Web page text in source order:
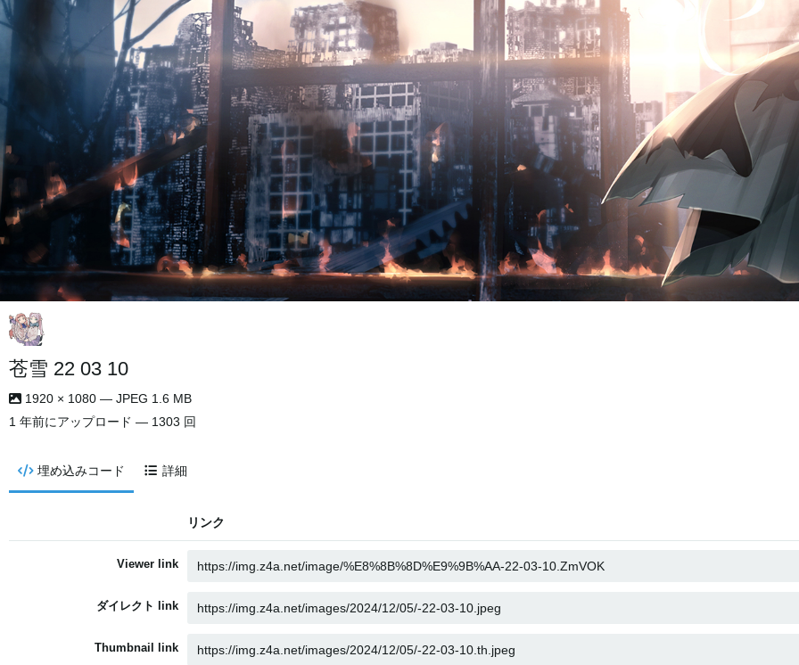
苍雪 22 03 10
1920 × 1080 — JPEG 1.6 MB
1 年前にアップロード — 1303 回
埋め込みコード 詳細
リンク
Viewer link
ダイレクト link
Thumbnail link